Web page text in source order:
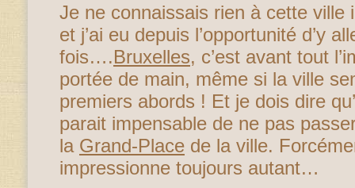
Je ne connaissais rien à cette ville
et j’ai eu depuis l’opportunité d’y
fois….Bruxelles, c’est avant tout
portée de main, même si la ville
premiers abords ! Et je dois dire
parait impensable de ne pas
la Grand-Place de la ville.
impressionne toujours autant…